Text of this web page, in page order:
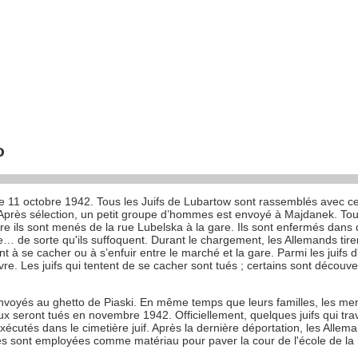
octobre 1942. Tous les Juifs de Lubartow sont rassemblés avec
sélection, un petit groupe d’hommes est envoyé à Majdanek.
ils sont menés de la rue Lubelska à la gare. Ils sont enfermés
de sorte qu'ils suffoquent. Durant le chargement, les Allemands
à se cacher ou à s’enfuir entre le marché et la gare. Parmi les juifs
Les juifs qui tentent de se cacher sont tués ; certains sont
au ghetto de Piaski. En même temps que leurs familles, les
seront tués en novembre 1942. Officiellement, quelques juifs qui
dans le cimetière juif. Après la dernière déportation, les
sont employées comme matériau pour paver la cour de l'école de